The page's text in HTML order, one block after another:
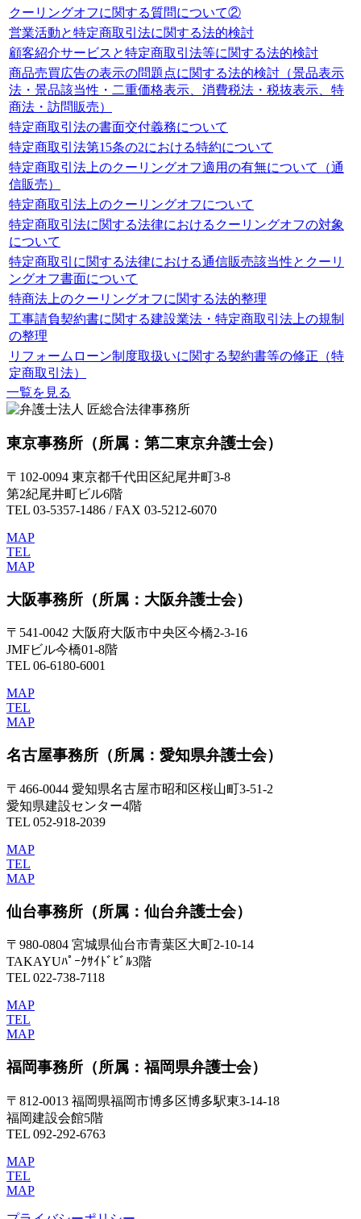
クーリングオフに関する質問について②
営業活動と特定商取引法に関する法的検討
顧客紹介サービスと特定商取引法等に関する法的検討
商品売買広告の表示の問題点に関する法的検討（景品表示
法・景品該当性・二重価格表示、消費税法・税抜表示、特
商法・訪問販売）
特定商取引法の書面交付義務について
特定商取引法第15条の2における特約について
特定商取引法上のクーリングオフ適用の有無について（通
信販売）
特定商取引法上のクーリングオフについて
特定商取引法に関する法律におけるクーリングオフの対象
について
特定商取引に関する法律における通信販売該当性とクーリ
ングオフ書面について
特商法上のクーリングオフに関する法的整理
工事請負契約書に関する建設業法・特定商取引法上の規制
の整理
リフォームローン制度取扱いに関する契約書等の修正（特
定商取引法）
一覧を見る
東京事務所 （所属：第二東京弁護士会）
〒102-0094 東京都千代田区紀尾井町3-8
第2紀尾井町ビル6階
TEL 03-5357-1486 / FAX 03-5212-6070
MAP
TEL
MAP
大阪事務所 （所属：大阪弁護士会）
〒541-0042 大阪府大阪市中央区今橋2-3-16
JMFビル今橋01-8階
TEL 06-6180-6001
MAP
TEL
MAP
名古屋事務所 （所属：愛知県弁護士会）
〒466-0044 愛知県名古屋市昭和区桜山町3-51-2
愛知県建設センター4階
TEL 052-918-2039
MAP
TEL
MAP
仙台事務所 （所属：仙台弁護士会）
〒980-0804 宮城県仙台市青葉区大町2-10-14
TAKAYUﾊﾟｰｸｻｲﾄﾞﾋﾞﾙ3階
TEL 022-738-7118
MAP
TEL
MAP
福岡事務所 （所属：福岡県弁護士会）
〒812-0013 福岡県福岡市博多区博多駅東3-14-18
福岡建設会館5階
TEL 092-292-6763
MAP
TEL
MAP